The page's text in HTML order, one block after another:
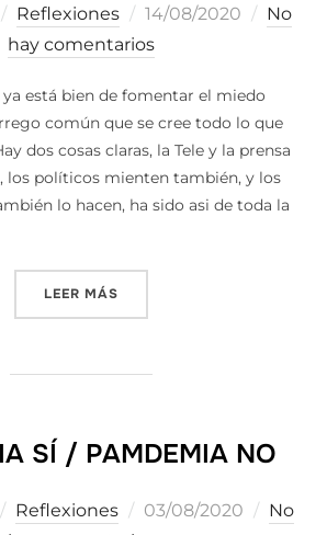
Reflexiones
Publicado
el
14/08/2020
No
hay comentarios
ya está bien de fomentar el miedo
común que se cree todo lo que
dos cosas claras, la Tele y la prensa
los políticos mienten también, y los
lo hacen, ha sido asi de toda la
LEER MÁS
SÍ / PAMDEMIA NO
Reflexiones
Publicado
03/08/2020
No